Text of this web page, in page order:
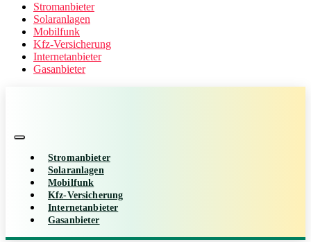
Stromanbieter
Solaranlagen
Mobilfunk
Kfz-Versicherung
Internetanbieter
Gasanbieter
Stromanbieter
Solaranlagen
Mobilfunk
Kfz-Versicherung
Internetanbieter
Gasanbieter